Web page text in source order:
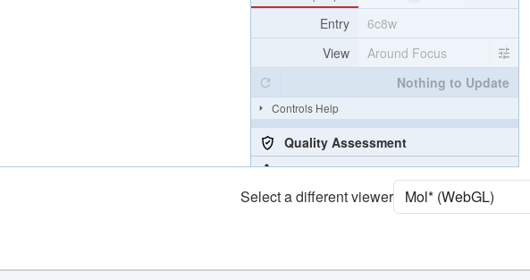
Entry
6c8w
View
Around Focus
Nothing to Update
Controls Help
Quality Assessment
Assembly Symmetry
Export Models
Select a different viewer